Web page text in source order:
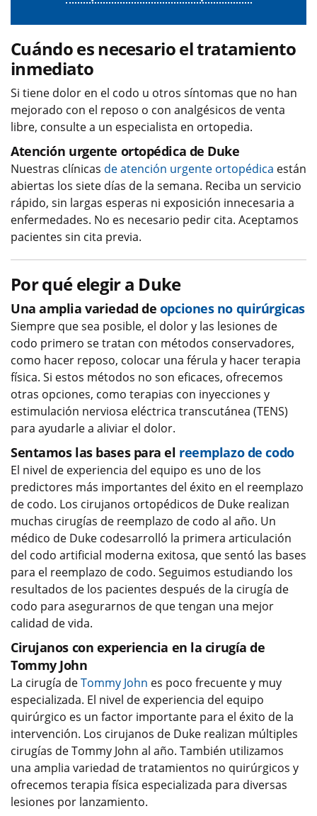
Cuándo es necesario el tratamiento
inmediato
Si tiene dolor en el codo u otros síntomas que no han
mejorado con el reposo o con analgésicos de venta
libre, consulte a un especialista en ortopedia.
Atención urgente ortopédica de Duke
Nuestras clínicas de atención urgente ortopédica están
abiertas los siete días de la semana. Reciba un servicio
rápido, sin largas esperas ni exposición innecesaria a
enfermedades. No es necesario pedir cita. Aceptamos
pacientes sin cita previa.
Por qué elegir a Duke
Una amplia variedad de opciones no quirúrgicas
Siempre que sea posible, el dolor y las lesiones de
codo primero se tratan con métodos conservadores,
como hacer reposo, colocar una férula y hacer terapia
física. Si estos métodos no son eficaces, ofrecemos
otras opciones, como terapias con inyecciones y
estimulación nerviosa eléctrica transcutánea (TENS)
para ayudarle a aliviar el dolor.
Sentamos las bases para el reemplazo de codo
El nivel de experiencia del equipo es uno de los
predictores más importantes del éxito en el reemplazo
de codo. Los cirujanos ortopédicos de Duke realizan
muchas cirugías de reemplazo de codo al año. Un
médico de Duke codesarrolló la primera articulación
del codo artificial moderna exitosa, que sentó las bases
para el reemplazo de codo. Seguimos estudiando los
resultados de los pacientes después de la cirugía de
codo para asegurarnos de que tengan una mejor
calidad de vida.
Cirujanos con experiencia en la cirugía de
Tommy John
La cirugía deTommy John es poco frecuente y muy
especializada. El nivel de experiencia del equipo
quirúrgico es un factor importante para el éxito de la
intervención. Los cirujanos de Duke realizan múltiples
cirugías de Tommy John al año. También utilizamos
una amplia variedad de tratamientos no quirúrgicos y
ofrecemos terapia física especializada para diversas
lesiones por lanzamiento.